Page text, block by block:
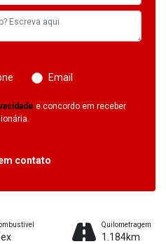
Email
e concordo em receber
contato
Quilometragem
1.184km